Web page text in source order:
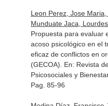
Leon Perez, Jose Maria,
Munduate Jaca,
Propuesta para evaluar
acoso psicológico en el
eficaz de conflictos en
(GECOA). En: Revista
Psicosociales y
Pag. 85-96